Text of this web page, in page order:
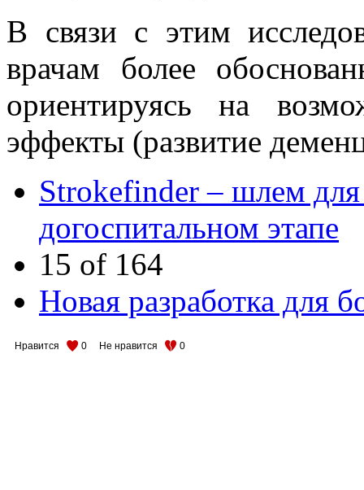
В связи с этим
врачам более
ориентируясь на
эффекты (развитие
Strokefinder – шлем для
догоспитальном этапе
15 of 164
Новая разработка для
Нравится 0 Не нравится 0